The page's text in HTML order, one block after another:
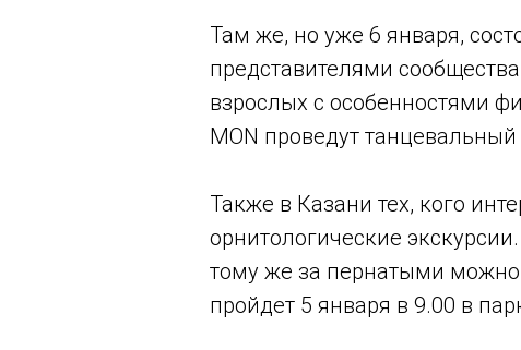
Там же, но уже 6 января,
представителями
взрослых с особенностями
MON проведут танцевальный
Также в Казани тех, кого
орнитологические
тому же за пернатыми можно
пройдет 5 января в 9.00 в